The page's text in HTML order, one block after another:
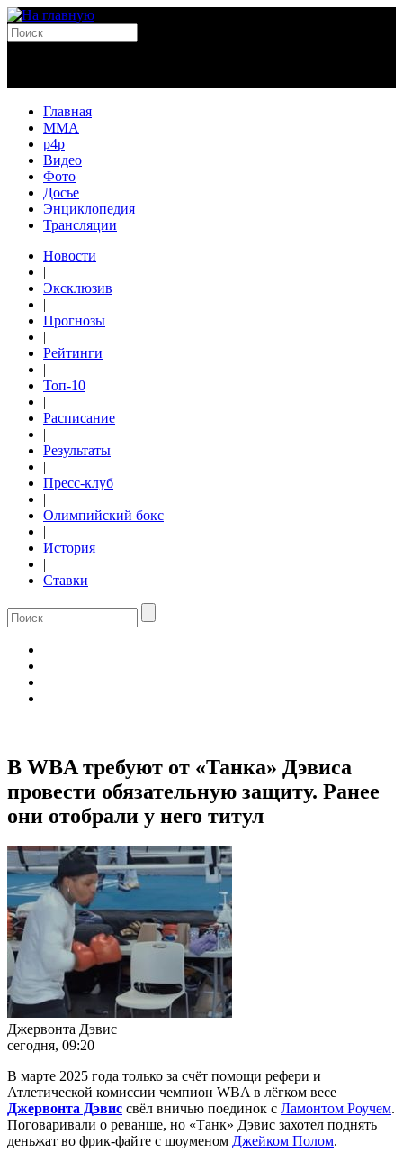
Главная
MMA
p4p
Видео
Фото
Досье
Энциклопедия
Трансляции
Новости
|
Эксклюзив
|
Прогнозы
|
Рейтинги
|
Топ-10
|
Расписание
|
Результаты
|
Пресс-клуб
|
Олимпийский бокс
|
История
|
Ставки
В WBA требуют от «Танка» Дэвиса
провести обязательную защиту. Ранее
они отобрали у него титул
Джервонта Дэвис
сегодня, 09:20
В марте 2025 года только за счёт помощи рефери и
Атлетической комиссии чемпион WBA в лёгком весе
Джервонта Дэвис свёл вничью поединок с Ламонтом Роучем.
Поговаривали о реванше, но «Танк» Дэвис захотел поднять
деньжат во фрик-файте с шоуменом Джейком Полом.